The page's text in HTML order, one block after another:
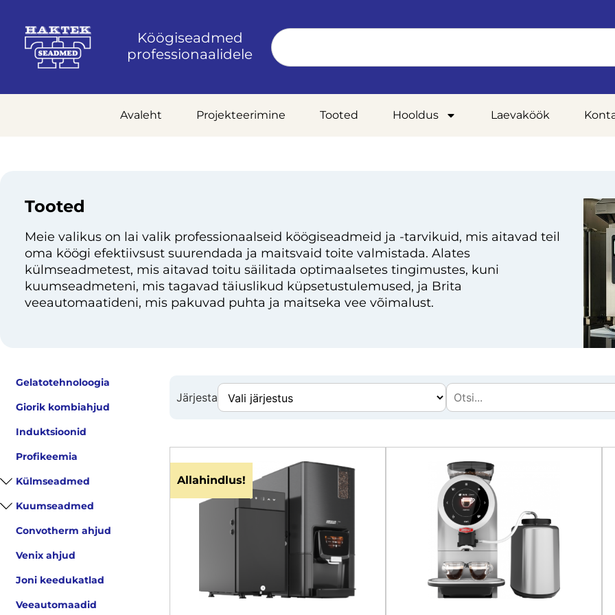
Köögiseadmed
professionaalidele
Avaleht Projekteerimine Tooted Hooldus Laevaköök
Tooted
Meie valikus on lai valik professionaalseid köögiseadmeid ja -tarvikuid, mis aitavad teil
oma köögi efektiivsust suurendada ja maitsvaid toite valmistada. Alates
külmseadmetest, mis aitavad toitu säilitada optimaalsetes tingimustes, kuni
kuumseadmeteni, mis tagavad täiuslikud küpsetustulemused, ja Brita
veeautomaatideni, mis pakuvad puhta ja maitseka vee võimalust.
Gelatotehnoloogia
Giorik kombiahjud
Induktsioonid
Profikeemia
Külmseadmed
Kuumseadmed
Convotherm ahjud
Venix ahjud
Joni keedukatlad
Veeautomaadid
Järjesta
Allahindlus!